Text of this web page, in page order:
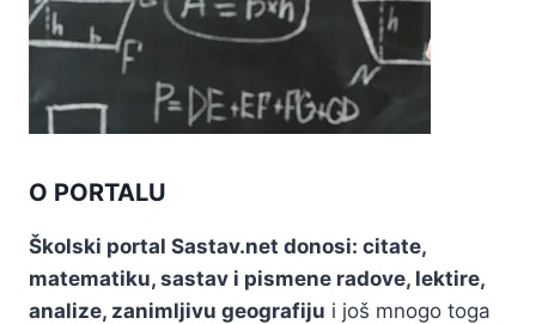
O PORTALU
Školski portal Sastav.net donosi: citate,
matematiku, sastav i pismene radove, lektire,
analize, zanimljivu geografiju i još mnogo toga